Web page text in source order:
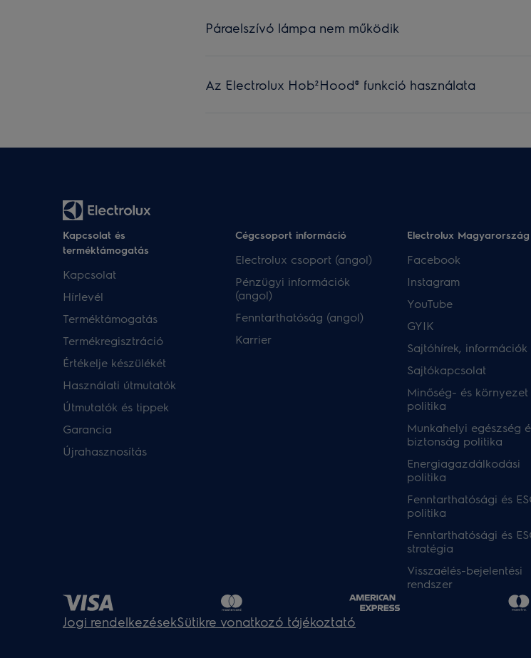
Páraelszívó lámpa nem működik
Az Electrolux Hob²Hood® funkció használata
Kapcsolat és
terméktámogatás
Kapcsolat
Hírlevél
Terméktámogatás
Termékregisztráció
Értékelje készülékét
Használati útmutatók
Útmutatók és tippek
Garancia
Újrahasznosítás
Cégcsoport információ
Electrolux csoport (angol)
Pénzügyi információk
(angol)
Fenntarthatóság (angol)
Karrier
Electrolux Magyarország
Facebook
Instagram
YouTube
GYIK
Sajtóhírek, információk
Sajtókapcsolat
Minőség- és környezet
politika
Munkahelyi egészség
biztonság politika
Energiagazdálkodási
politika
Fenntarthatósági és
politika
Fenntarthatósági és
stratégia
Visszaélés-bejelentési
rendszer
Jogi rendelkezésekSütikre vonatkozó tájékoztató